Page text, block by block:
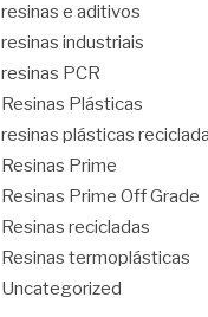
resinas e aditivos
resinas industriais
resinas PCR
Resinas Plásticas
resinas plásticas
Resinas Prime
Resinas Prime Off Grade
Resinas recicladas
Resinas termoplásticas
Uncategorized